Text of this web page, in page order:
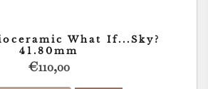
What If...Sky?
41.80mm
€110,00